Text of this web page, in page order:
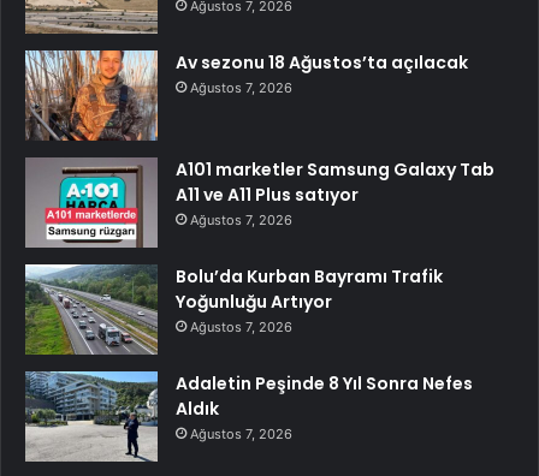
Ağustos 7, 2026
Av sezonu 18 Ağustos’ta açılacak
Ağustos 7, 2026
A101 marketler Samsung Galaxy Tab
A11 ve A11 Plus satıyor
Ağustos 7, 2026
Bolu’da Kurban Bayramı Trafik
Yoğunluğu Artıyor
Ağustos 7, 2026
Adaletin Peşinde 8 Yıl Sonra Nefes
Aldık
Ağustos 7, 2026